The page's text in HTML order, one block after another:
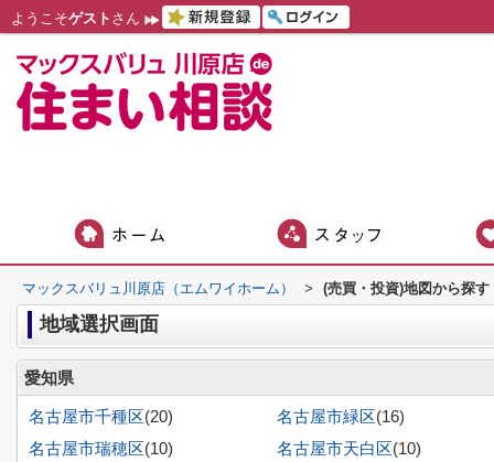
ようこそゲスト さん
マックスバリュ川原店（エムワイホーム） > (売買・投資)地図から探す
地域選択画面
愛知県
名古屋市千種区(20) 名古屋市緑区(16)
名古屋市瑞穂区(10) 名古屋市天白区(10)